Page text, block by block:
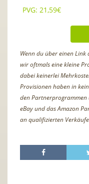
PVG: 21,59€
Wenn du über einen
wir oftmals eine kleine
dabei keinerlei
Provisionen haben in
den
eBay und das Amazon
an qualifizierten